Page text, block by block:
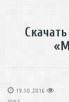
19.10.2016